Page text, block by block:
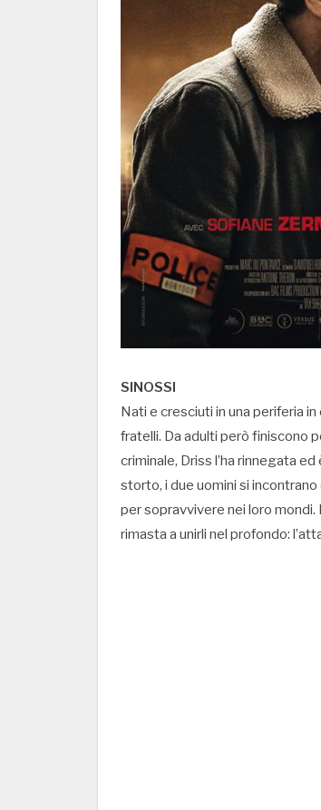
SINOSSI
Nati e cresciuti in una periferia
fratelli. Da adulti però finiscono
criminale, Driss l’ha rinnegata
storto, i due uomini si
per sopravvivere nei loro mondi.
rimasta a unirli nel profondo: